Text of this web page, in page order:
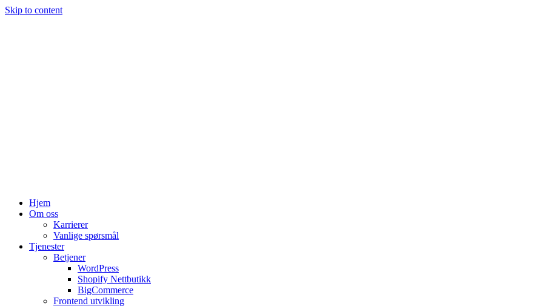
Skip to content
Hjem
Om oss
Karrierer
Vanlige spørsmål
Tjenester
Betjener
WordPress
Shopify Nettbutikk
BigCommerce
Frontend utvikling